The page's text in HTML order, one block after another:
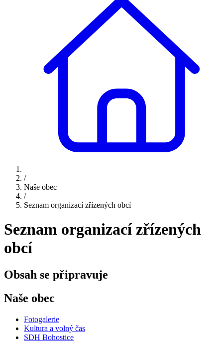
/
Naše obec
/
Seznam organizací zřízených obcí
Seznam organizací zřízených
obcí
Obsah se připravuje
Naše obec
Fotogalerie
Kultura a volný čas
SDH Bohostice